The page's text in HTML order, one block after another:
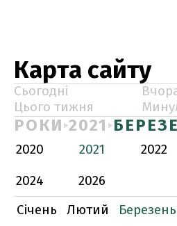
Карта сайту
Сьогодні
Цього тижня
РОКИ 2021
2020 2021 2022
2024
2026
Січень
Лютий Березень